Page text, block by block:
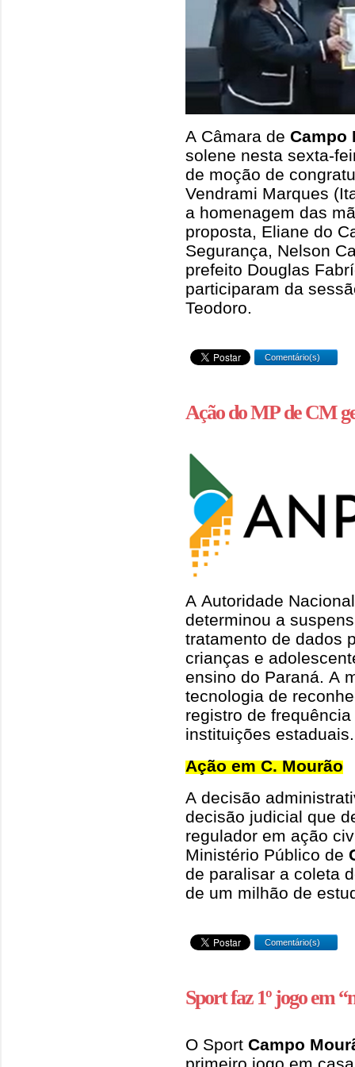
A Câmara de Campo
solene nesta sexta-
de moção de
Vendrami Marques
a homenagem das
proposta, Eliane do
Segurança, Nelson
prefeito Douglas
participaram da
Teodoro.
Comentário(s)
Ação do MP de CM
A Autoridade
determinou a
tratamento de dados
crianças e
ensino do Paraná. A
tecnologia de
registro de
instituições estaduais.
Ação em C. Mourão
A decisão
decisão judicial que
regulador em ação
Ministério Público de
de paralisar a coleta
de um milhão de
Comentário(s)
Sport faz 1º jogo em
O Sport Campo
primeiro jogo em